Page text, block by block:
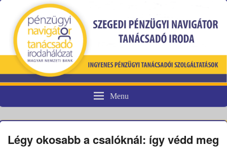
Pénzügyi fogyasztóvédelem
Menu
Légy okosabb a csalóknál: így védd meg